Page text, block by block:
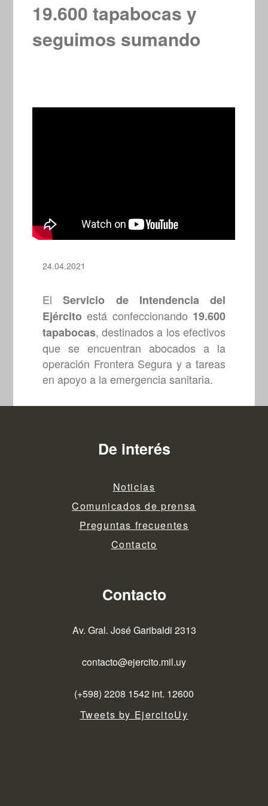
19.600 tapabocas y
seguimos sumando
24.04.2021
ElServicio de Intendencia del
Ejército está confeccionando 19.600
tapabocas, destinados a los efectivos
que se encuentran abocados a la
operación Frontera Segura y a tareas
en apoyo a la emergencia sanitaria.
De interés
Noticias
Comunicados de prensa
Preguntas frecuentes
Contacto
Contacto
Av. Gral. José Garibaldi 2313
contacto@ejercito.mil.uy
(+598) 2208 1542 int. 12600
Tweets by EjercitoUy